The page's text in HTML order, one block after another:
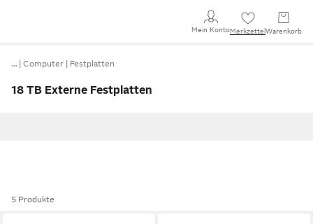
Mein KontoMerkzettel Warenkorb
… Computer Festplatten
18 TB Externe Festplatten
5 Produkte